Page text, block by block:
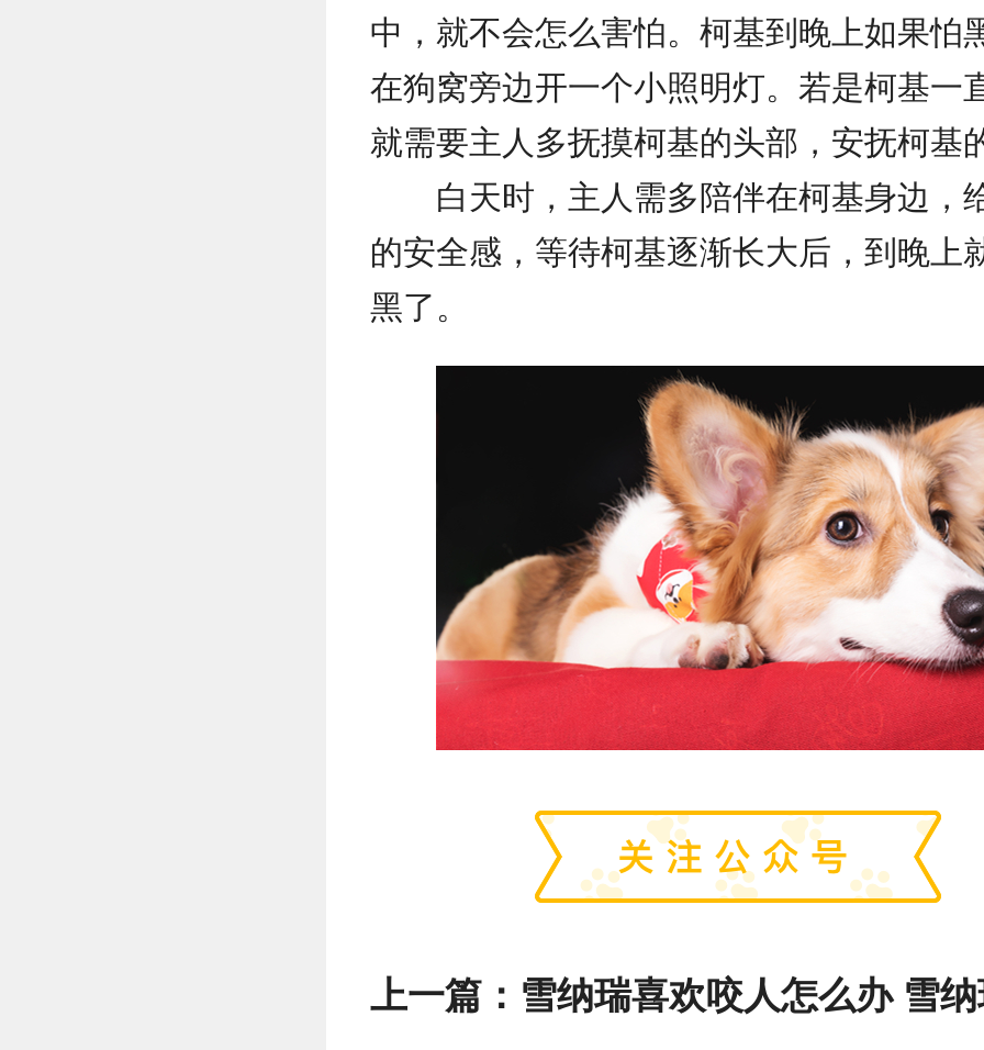
中，就不会怎么害怕。柯基到晚上如果怕
在狗窝旁边开一个小照明灯。若是柯基一
就需要主人多抚摸柯基的头部，安抚柯基
白天时，主人需多陪伴在柯基身边，
的安全感，等待柯基逐渐长大后，到晚上
黑了。
上一篇： 雪纳瑞喜欢咬人怎么办 雪纳瑞喜欢咬人是